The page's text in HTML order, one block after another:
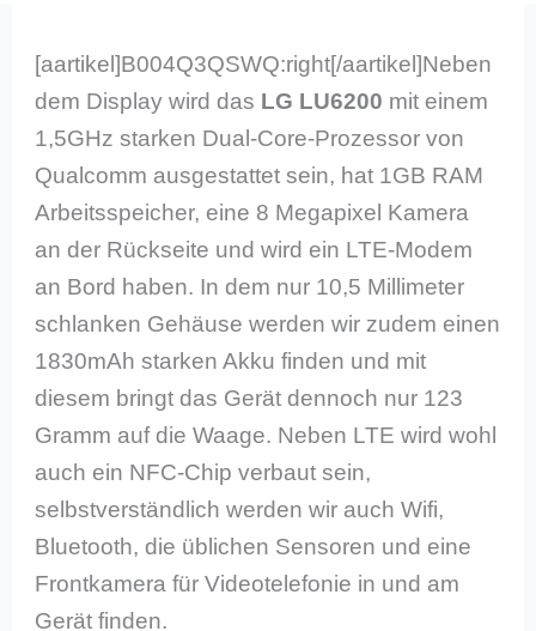
[aartikel]B004Q3QSWQ:right[/aartikel]Neben
dem Display wird das LG LU6200 mit einem
1,5GHz starken Dual-Core-Prozessor von
Qualcomm ausgestattet sein, hat 1GB RAM
Arbeitsspeicher, eine 8 Megapixel Kamera
an der Rückseite und wird ein LTE-Modem
an Bord haben. In dem nur 10,5 Millimeter
schlanken Gehäuse werden wir zudem einen
1830mAh starken Akku finden und mit
diesem bringt das Gerät dennoch nur 123
Gramm auf die Waage. Neben LTE wird wohl
auch ein NFC-Chip verbaut sein,
selbstverständlich werden wir auch Wifi,
Bluetooth, die üblichen Sensoren und eine
Frontkamera für Videotelefonie in und am
Gerät finden.